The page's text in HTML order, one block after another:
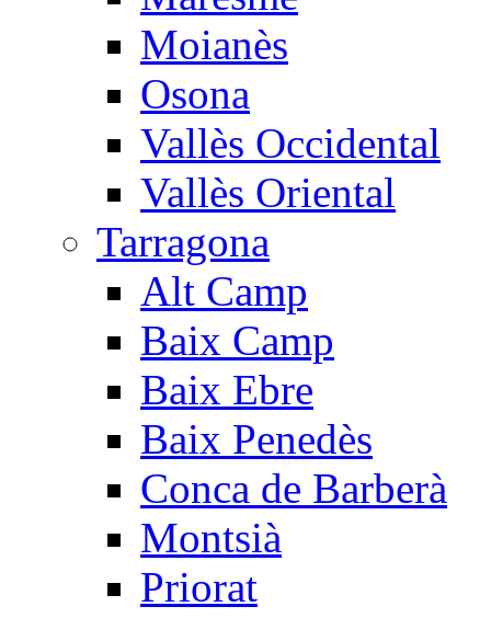
Moianès
Osona
Vallès Occidental
Vallès Oriental
Tarragona
Alt Camp
Baix Camp
Baix Ebre
Baix Penedès
Conca de Barberà
Montsià
Priorat